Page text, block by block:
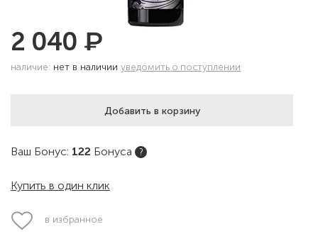
2 040 ₽
наличие: нет в наличии уведомить о поступлении
Добавить в корзину
Ваш Бонус: 122 Бонуса ?
Купить в один клик
в избранное